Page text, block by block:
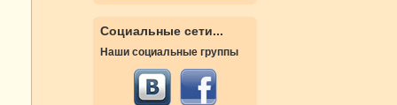
Социальные сети...
Наши социальные группы